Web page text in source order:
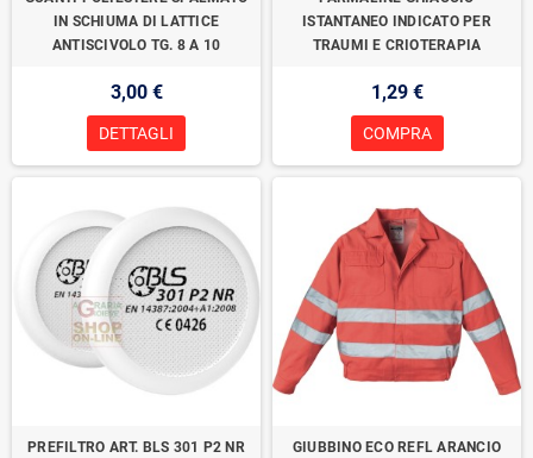
IN SCHIUMA DI LATTICE
ANTISCIVOLO TG. 8 A 10
3,00 €
DETTAGLI
ISTANTANEO INDICATO PER
TRAUMI E CRIOTERAPIA
1,29 €
COMPRA
PREFILTRO ART. BLS 301 P2 NR
GIUBBINO ECO REFL ARANCIO